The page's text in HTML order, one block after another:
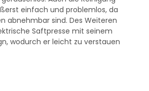
einfach und problemlos, da
abnehmbar sind. Des Weiteren
Saftpresse mit seinem
wodurch er leicht zu verstauen